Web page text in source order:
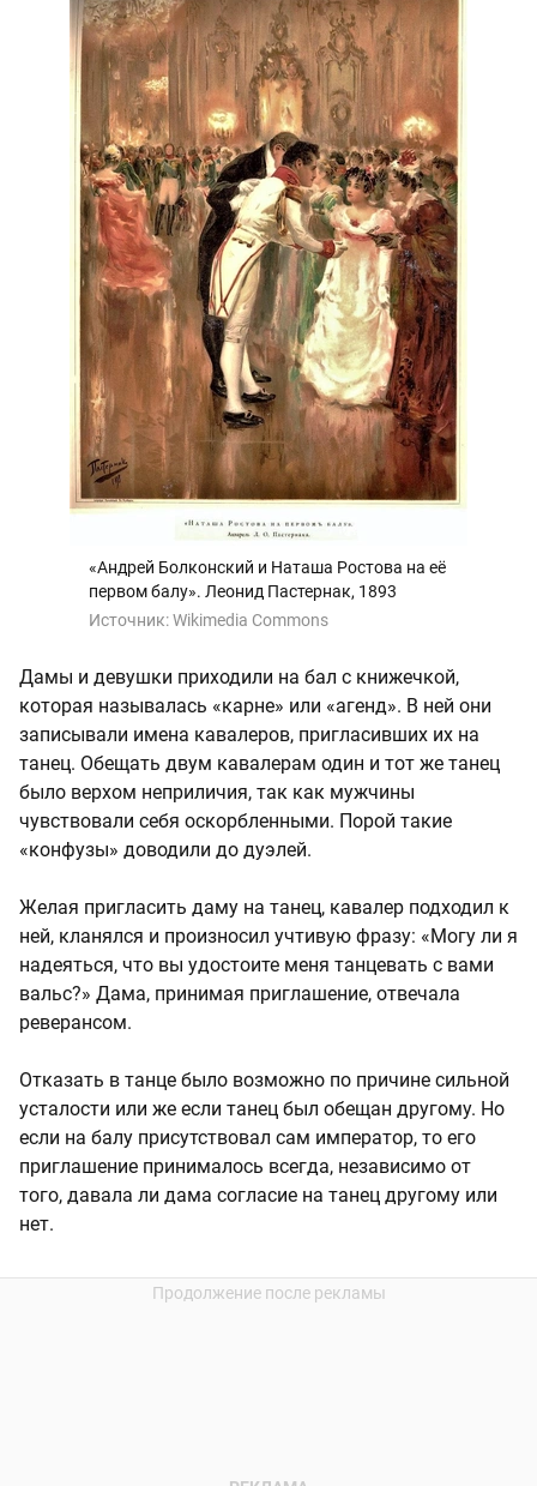
«Андрей Болконский и Наташа Ростова на её
первом балу». Леонид Пастернак, 1893
Источник:Wikimedia Commons
Дамы и девушки приходили на бал с книжечкой,
которая называлась «карне» или «агенд». В ней они
записывали имена кавалеров, пригласивших их на
танец. Обещать двум кавалерам один и тот же танец
было верхом неприличия, так как мужчины
чувствовали себя оскорбленными. Порой такие
«конфузы» доводили до дуэлей.
Желая пригласить даму на танец, кавалер подходил к
ней, кланялся и произносил учтивую фразу: «Могу ли я
надеяться, что вы удостоите меня танцевать с вами
вальс?» Дама, принимая приглашение, отвечала
реверансом.
Отказать в танце было возможно по причине сильной
усталости или же если танец был обещан другому. Но
если на балу присутствовал сам император, то его
приглашение принималось всегда, независимо от
того, давала ли дама согласие на танец другому или
нет.